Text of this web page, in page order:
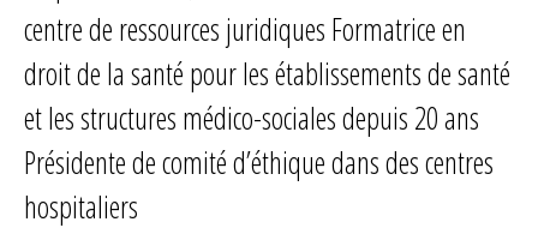
centre de ressources juridiques Formatrice en
droit de la santé pour les établissements de santé
et les structures médico-sociales depuis 20 ans
Présidente de comité d’éthique dans des centres
hospitaliers